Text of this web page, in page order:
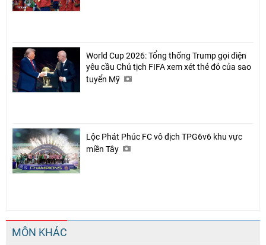
World Cup 2026: Tổng thống Trump gọi điện
yêu cầu Chủ tịch FIFA xem xét thẻ đỏ của sao
tuyển Mỹ
Lộc Phát Phúc FC vô địch TPG6v6 khu vực
miền Tây
MÔN KHÁC